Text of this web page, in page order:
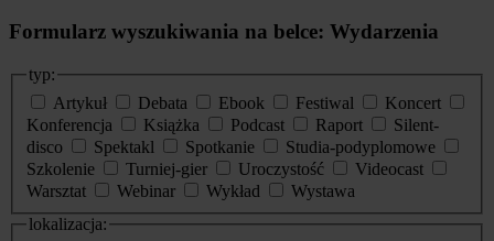
Formularz wyszukiwania na belce: Wydarzenia
typ:
Artykuł
Debata Ebook Festiwal
Koncert
Konferencja
Książka Podcast Raport
Silent-
disco
Spektakl Spotkanie
Studia-podyplomowe
Szkolenie
Turniej-gier Uroczystość
Videocast
Warsztat
Webinar Wykład
Wystawa
lokalizacja: